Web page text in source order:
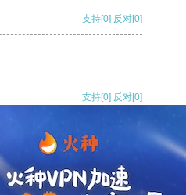
支持[0] 反对[0]
支持[0] 反对[0]
支持[0] 反对